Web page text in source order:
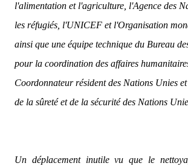
l'alimentation et l'agriculture, l'Agence des
les réfugiés, l'UNICEF et l'Organisation
ainsi que une équipe technique du Bureau
pour la coordination des affaires
Coordonnateur résident des Nations Unies
de la sûreté et de la sécurité des Nations
Un déplacement inutile vu que le